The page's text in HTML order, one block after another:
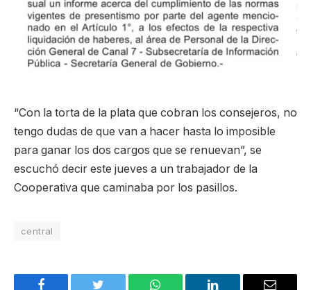
“Con la torta de la plata que cobran los consejeros, no
tengo dudas de que van a hacer hasta lo imposible
para ganar los dos cargos que se renuevan”, se
escuchó decir este jueves a un trabajador de la
Cooperativa que caminaba por los pasillos.
central